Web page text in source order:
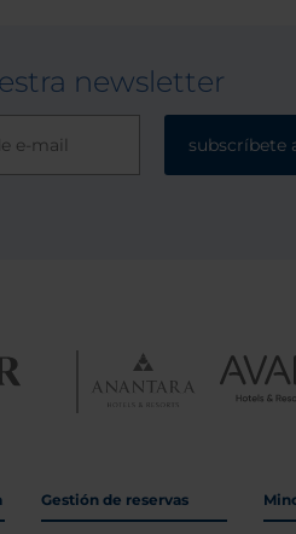
newsletter
subscríbete
Gestión de reservas